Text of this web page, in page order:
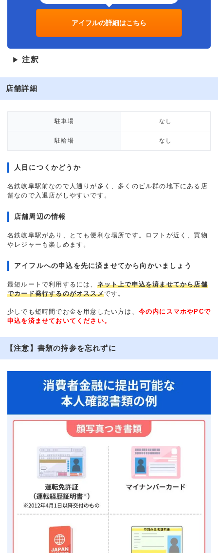
アイフルの詳細はこちら
▶ 注釈
店舗詳細
駐車場 なし
駐輪場 なし
人目につくかどうか
名鉄岐阜駅前なので人通りが多く、多くのビル群の地下にある店
舗なので入退店がしやすいです。
店舗周辺の情報
名鉄岐阜駅があり、とても便利な場所です。ロフトが近く、買物
やレジャーも楽しめます。
アイフルへの申込を先に済ませてから向かいましょう
最短ルートで利用するには、 ネット上で申込を済ませてから店舗
でカード発行するのがオススメです。
少しでも短時間でお金を用意したい方は、 今の内にスマホやPCで
申込を済ませておいてください。
【注意】書類の持参を忘れずに